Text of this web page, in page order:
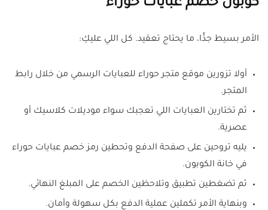
كوبون خصم عبايات حوراء
الأمر بسيط جدًّا، ما يحتاج تعقيد. كل اللي عليكِ:
أولا تزورين موقع متجر حوراء للعبايات الرسمي من خلال رابط
المتجر.
ثم تختارين العبايات اللي تعجبك سواء موديلات كلاسيك أو
عصرية.
يليه تروحين على صفحة الدفع وتحطين رمز خصم عبايات حوراء
في خانة الكوبون.
ثم تضغطين تطبيق وتلاحظين الخصم على المبلغ النهائي.
وبنهاية الأمر تكملين عملية الدفع بكل سهولة وأمان.